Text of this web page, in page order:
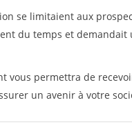
se limitaient aux
du temps et demandait
vous permettra de
un avenir à votre